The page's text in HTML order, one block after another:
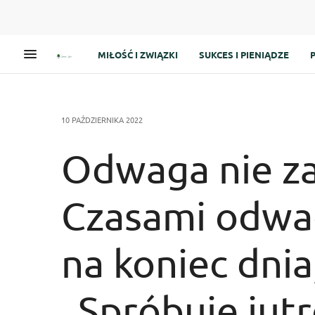
MIŁOŚĆ I ZWIĄZKI SUKCES I PIENIĄDZE
10 PAŹDZIERNIKA 2022
Odwaga nie
Czasami
na koniec